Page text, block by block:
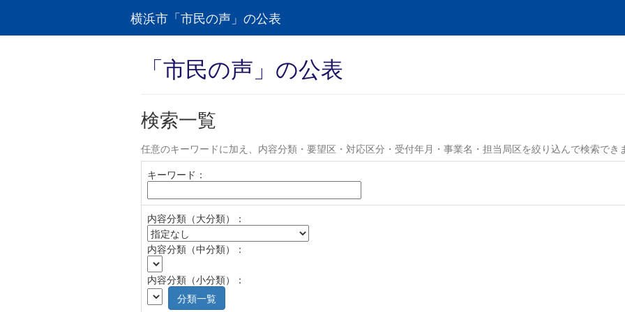
横浜市「市民の声」の公表
「市民の声」の公表
検索一覧
任意のキーワードに加え、内容分類・要望区・対応区分・受付年月・事業名・担当局区を絞り込んで検索でき
キーワード：
内容分類（大分類）：
内容分類（中分類）：
内容分類（小分類）：
分類一覧